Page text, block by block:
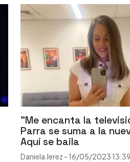
"Me encanta la
Parra se suma a la
Aquí se baila
Daniela Jerez - 16/05/2023 13:39